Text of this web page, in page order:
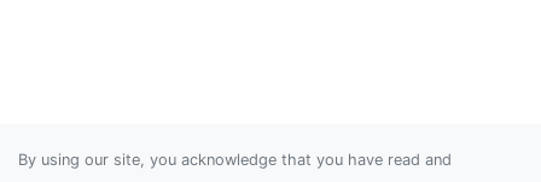
By using our site, you acknowledge that you have read and